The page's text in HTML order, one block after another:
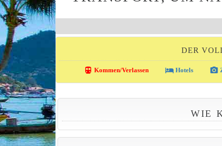
DER
directions_transit Kommen/Verlassen local_hotelHotels photo_camera
WIE